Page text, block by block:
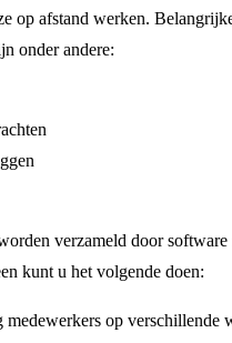
op afstand werken.
onder andere:
verzameld door software
kunt u het volgende doen:
op verschillende